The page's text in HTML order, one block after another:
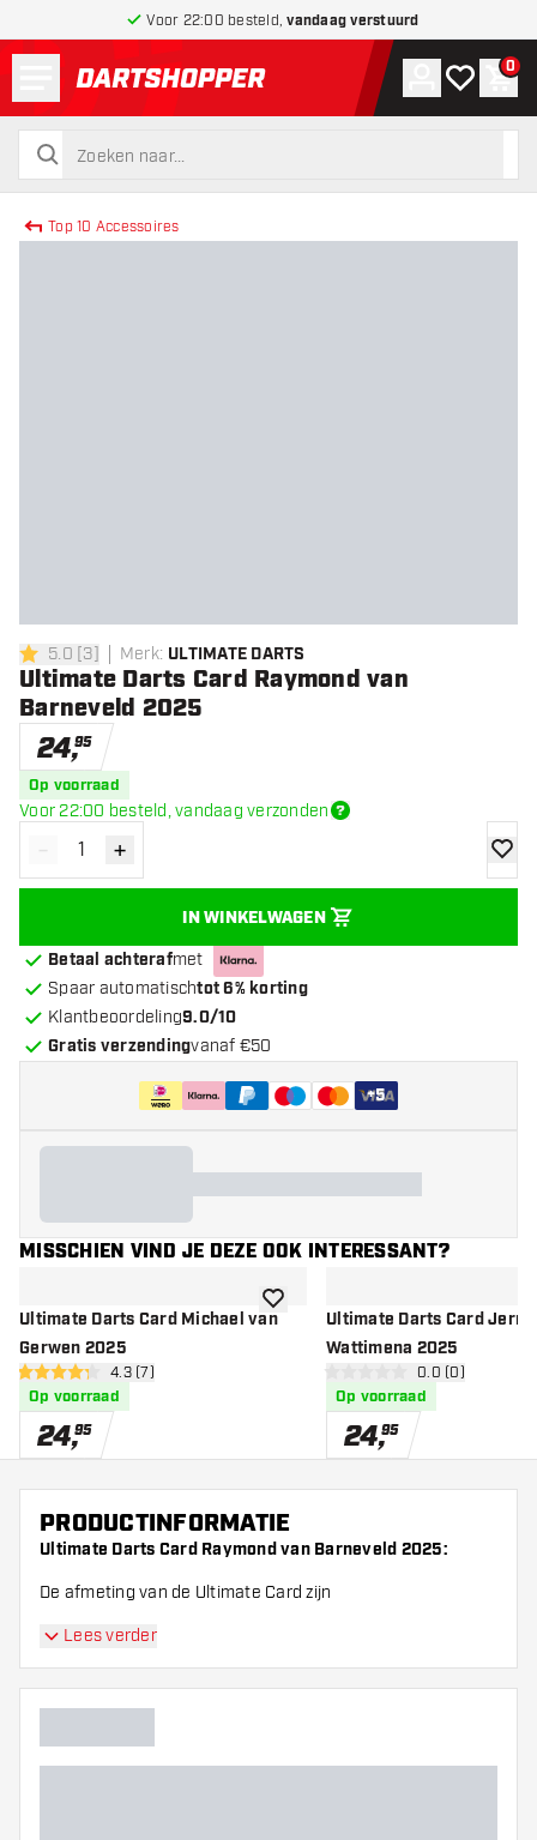
Voor 22:00 besteld,vandaag verstuurd
terug naar home pagina
zoeken
zoeken
Account
Mijn 0
Top 10 Accessoires
5 score sterren
5.0 [3] Merk: ULTIMATE DARTS
Ultimate Darts Card Raymond van
Barneveld 2025
24,95
Op voorraad
Voor 22:00 besteld, vandaag verzonden
Verminder hoeveelheid
- Verhoog hoeveelheid
+
IN WINKELWAGEN
Betaal achterafmet
Spaar automatischtot 6% korting
Klantbeoordeling9.0/10
Gratis verzendingvanaf €50
+5
MISSCHIEN VIND JE DEZE OOK INTERESSANT?
Ultimate Darts Card Michael van
Gerwen 2025
open reviews drawer
4.3 score sterren4.3 (7)
Op voorraad
24,95
toevoegen aan verlanglijst
Ultimate Darts Card
Wattimena 2025
open reviews
0 score sterren0.0 (0)
Op voorraad
24,95
PRODUCTINFORMATIE
Ultimate Darts Card Raymond van Barneveld 2025:
De afmeting van de Ultimate Card zijn
Lees verder